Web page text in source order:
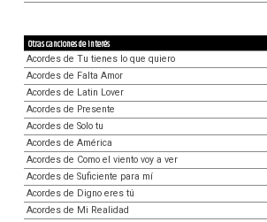
Otras canciones de interés
Acordes de Tu tienes lo que quiero
Acordes de Falta Amor
Acordes de Latin Lover
Acordes de Presente
Acordes de Solo tu
Acordes de América
Acordes de Como el viento voy a ver
Acordes de Suficiente para mí
Acordes de Digno eres tú
Acordes de Mi Realidad